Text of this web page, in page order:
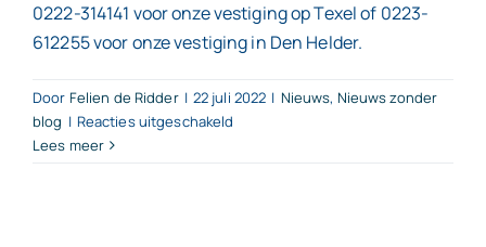
0222-314141 voor onze vestiging op Texel of 0223-
612255 voor onze vestiging in Den Helder.
Door Felien de Ridder | 22 juli 2022 | Nieuws, Nieuws zonder
blog | Reacties uitgeschakeld
Lees meer